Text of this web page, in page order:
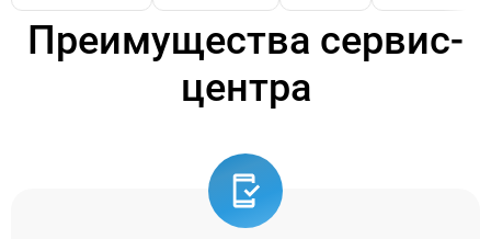
Преимущества сервис-
центра